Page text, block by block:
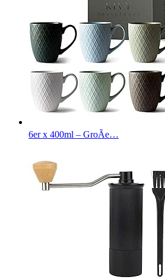
6er x 400ml – GroÃe…